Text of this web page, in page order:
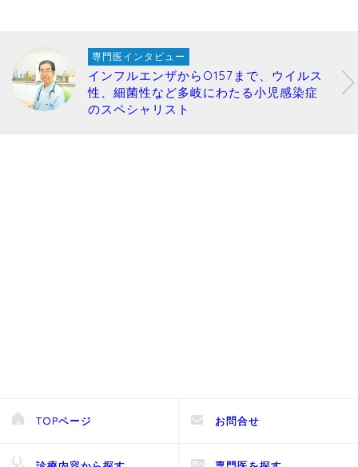
専門医インタビュー
インフルエンザからO157まで、ウイルス
性、細菌性など多岐にわたる小児感染症
のスペシャリスト
TOPページ お問合せ